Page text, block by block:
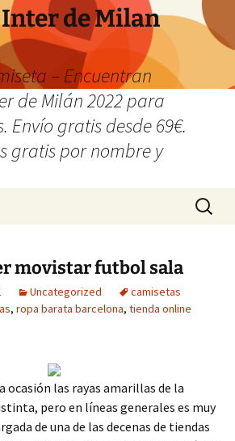
de Milan
– Encuentran
de Milán 2022 para
Envío gratis desde 69€.
gratis por nombre y
Buscar:
movistar futbol sala
Uncategorized
camisetas
, ropa barata barcelona, tienda online
ocasión las rayas amarillas de la
pero en líneas generales es muy
de una de las decenas de tiendas